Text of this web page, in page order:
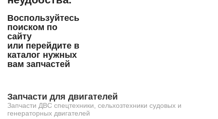
Воспользуйтесь
поиском по
сайту
или перейдите в
каталог нужных
вам запчастей
Запчасти для двигателей
Запчасти ДВС спецтехники, сельхозтехники судовых и
генераторных двигателей